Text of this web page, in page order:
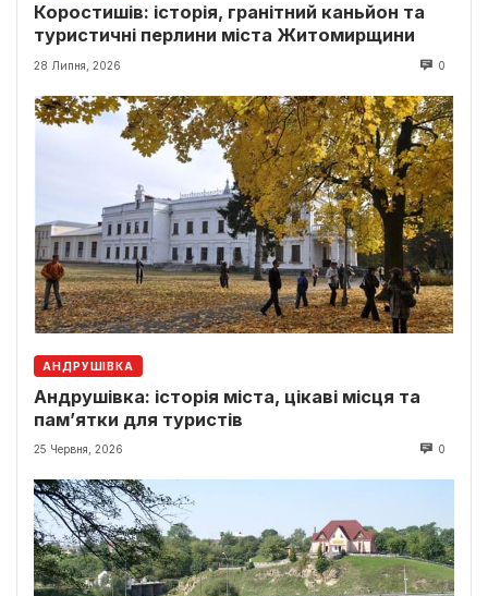
Коростишів: історія, гранітний каньйон та
туристичні перлини міста Житомирщини
28 Липня, 2026 0
АНДРУШІВКА
Андрушівка: історія міста, цікаві місця та
пам’ятки для туристів
25 Червня, 2026 0